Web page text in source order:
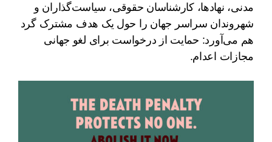
مدنی، نهادها، کارشناسان حقوقی، سیاست‌گذاران و
شهروندان سراسر جهان را حول یک هدف مشترک گرد
هم می‌آورد: حمایت از درخواست برای لغو جهانی
مجازات اعدام.